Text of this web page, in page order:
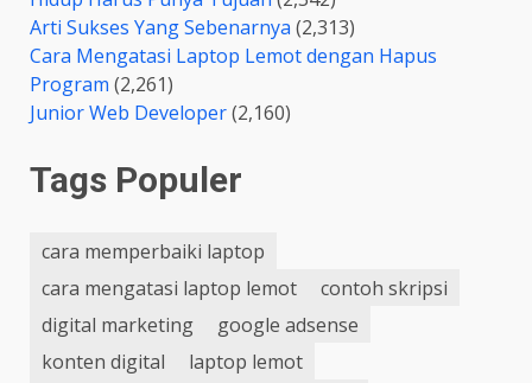
Arti Sukses Yang Sebenarnya (2,313)
Cara Mengatasi Laptop Lemot dengan Hapus
Program (2,261)
Junior Web Developer(2,160)
Tags Populer
cara memperbaiki laptop
cara mengatasi laptop lemot
contoh skripsi
digital marketing
google adsense
konten digital
laptop lemot